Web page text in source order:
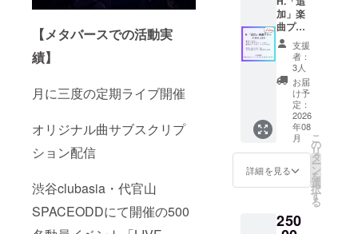
【メタバースでの活動実
績】
月に三度の定期ライブ開催
オリジナル曲サブスクリプ
ション配信
渋谷clubasia・代官山
SPACEODDにて開催の500
け渡し
につい
ては、
プロ
ジェク
ト終了
後にお
送りす
るメー
ルをご
確認く
ださい
※イベン
ト開催
時期は
(2026年
予定)
にロゴ
を掲載
※ロゴな
どの画
像の受
け渡し
につい
ては、
プロ
ジェク
ト終了
後にお
送りす
るメー
ルをご
ださ
い。 ■
加」楽
曲プラ
ン Gプ
ランご
購入者
様用の
追加楽
曲プラ
ンにな
ります
(2曲目
以降の
購入用)
■世界に
一曲だ
なたへ
の楽曲
支援
者：
3人
お届
け予
定：
2026
年08
月
詳細を見る
こ
の
リ
タ
ー
ン
を
選
択
す
る
250